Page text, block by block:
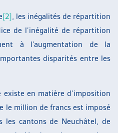
[2] , les inégalités de répartition
de l’inégalité de répartition
à l’augmentation de la
disparités entre les
en matière d’imposition
le million de francs est imposé
les cantons de Neuchâtel, de